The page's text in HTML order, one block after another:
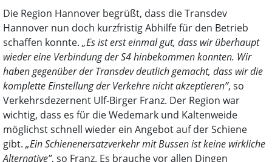
Die Region Hannover begrüßt, dass die Transdev
Hannover nun doch kurzfristig Abhilfe für den Betrieb
schaffen konnte. „Es ist erst einmal gut, dass wir überhaupt
wieder eine Verbindung der S4 hinbekommen konnten. Wir
haben gegenüber der Transdev deutlich gemacht, dass wir die
komplette Einstellung der Verkehre nicht akzeptieren”, so
Verkehrsdezernent Ulf-Birger Franz. Der Region war
wichtig, dass es für die Wedemark und Kaltenweide
möglichst schnell wieder ein Angebot auf der Schiene
gibt. „Ein Schienenersatzverkehr mit Bussen ist keine wirkliche
Alternative”, so Franz. Es brauche vor allen Dingen